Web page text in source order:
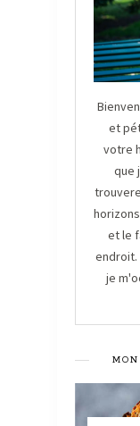
et
votre
que
et le
endroit.
je